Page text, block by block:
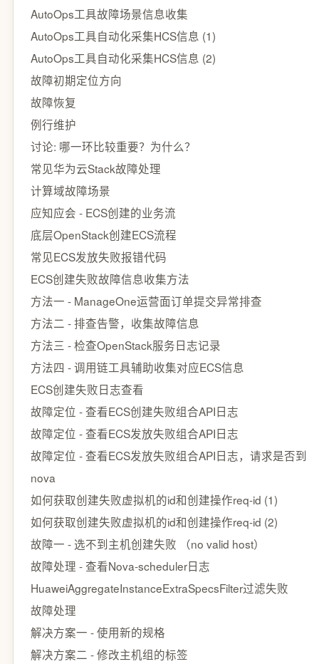
AutoOps工具故障场景信息收集
AutoOps工具自动化采集HCS信息 (1)
AutoOps工具自动化采集HCS信息 (2)
故障初期定位方向
故障恢复
例行维护
讨论: 哪一环比较重要？为什么？
常见华为云Stack故障处理
计算域故障场景
应知应会 - ECS创建的业务流
底层OpenStack创建ECS流程
常见ECS发放失败报错代码
ECS创建失败故障信息收集方法
方法一 - ManageOne运营面订单提交异常排查
方法二 - 排查告警，收集故障信息
方法三 - 检查OpenStack服务日志记录
方法四 - 调用链工具辅助收集对应ECS信息
ECS创建失败日志查看
故障定位 - 查看ECS创建失败组合API日志
故障定位 - 查看ECS发放失败组合API日志
故障定位 - 查看ECS发放失败组合API日志，请求是否到
nova
如何获取创建失败虚拟机的id和创建操作req-id (1)
如何获取创建失败虚拟机的id和创建操作req-id (2)
故障一 - 选不到主机创建失败 （no valid host）
故障处理 - 查看Nova-scheduler日志
HuaweiAggregateInstanceExtraSpecsFilter过滤失败
故障处理
解决方案一 - 使用新的规格
解决方案二 - 修改主机组的标签